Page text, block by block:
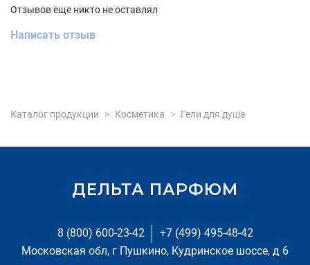
Отзывов еще никто не оставлял
Написать отзыв
Каталог продукции Косметика Гели для душа
8 (800) 600-23-42
+7 (499) 495-48-42
Московская обл, г Пушкино, Кудринское шоссе, д 6
ДЕЛЬТА ПАРФЮМ